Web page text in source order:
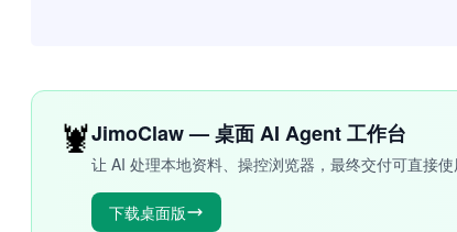
🦞JimoClaw — 桌面 AI Agent 工作台
让 AI 处理本地资料、操控浏览器，最终交付可直接
下载桌面版